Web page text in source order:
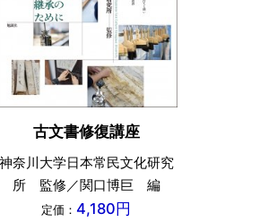
古文書修復講座
神奈川大学日本常民文化研究
所 監修／関口博巨 編
定価： 4,180円